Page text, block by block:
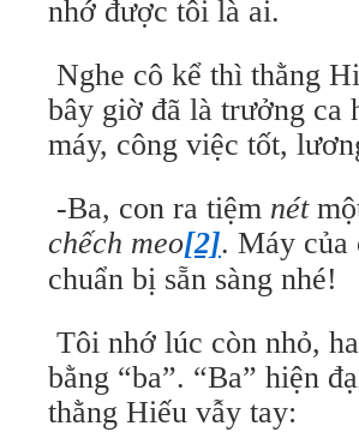
nhớ được tôi là ai.
Nghe cô kể thì thằng
bây giờ đã là trưởng ca
máy, công việc tốt,
-Ba, con ra tiệm nét
chếch meo[2]. Máy của
chuẩn bị sẵn sàng nhé!
Tôi nhớ lúc còn nhỏ,
bằng “ba”. “Ba” hiện
thằng Hiếu vẫy tay: